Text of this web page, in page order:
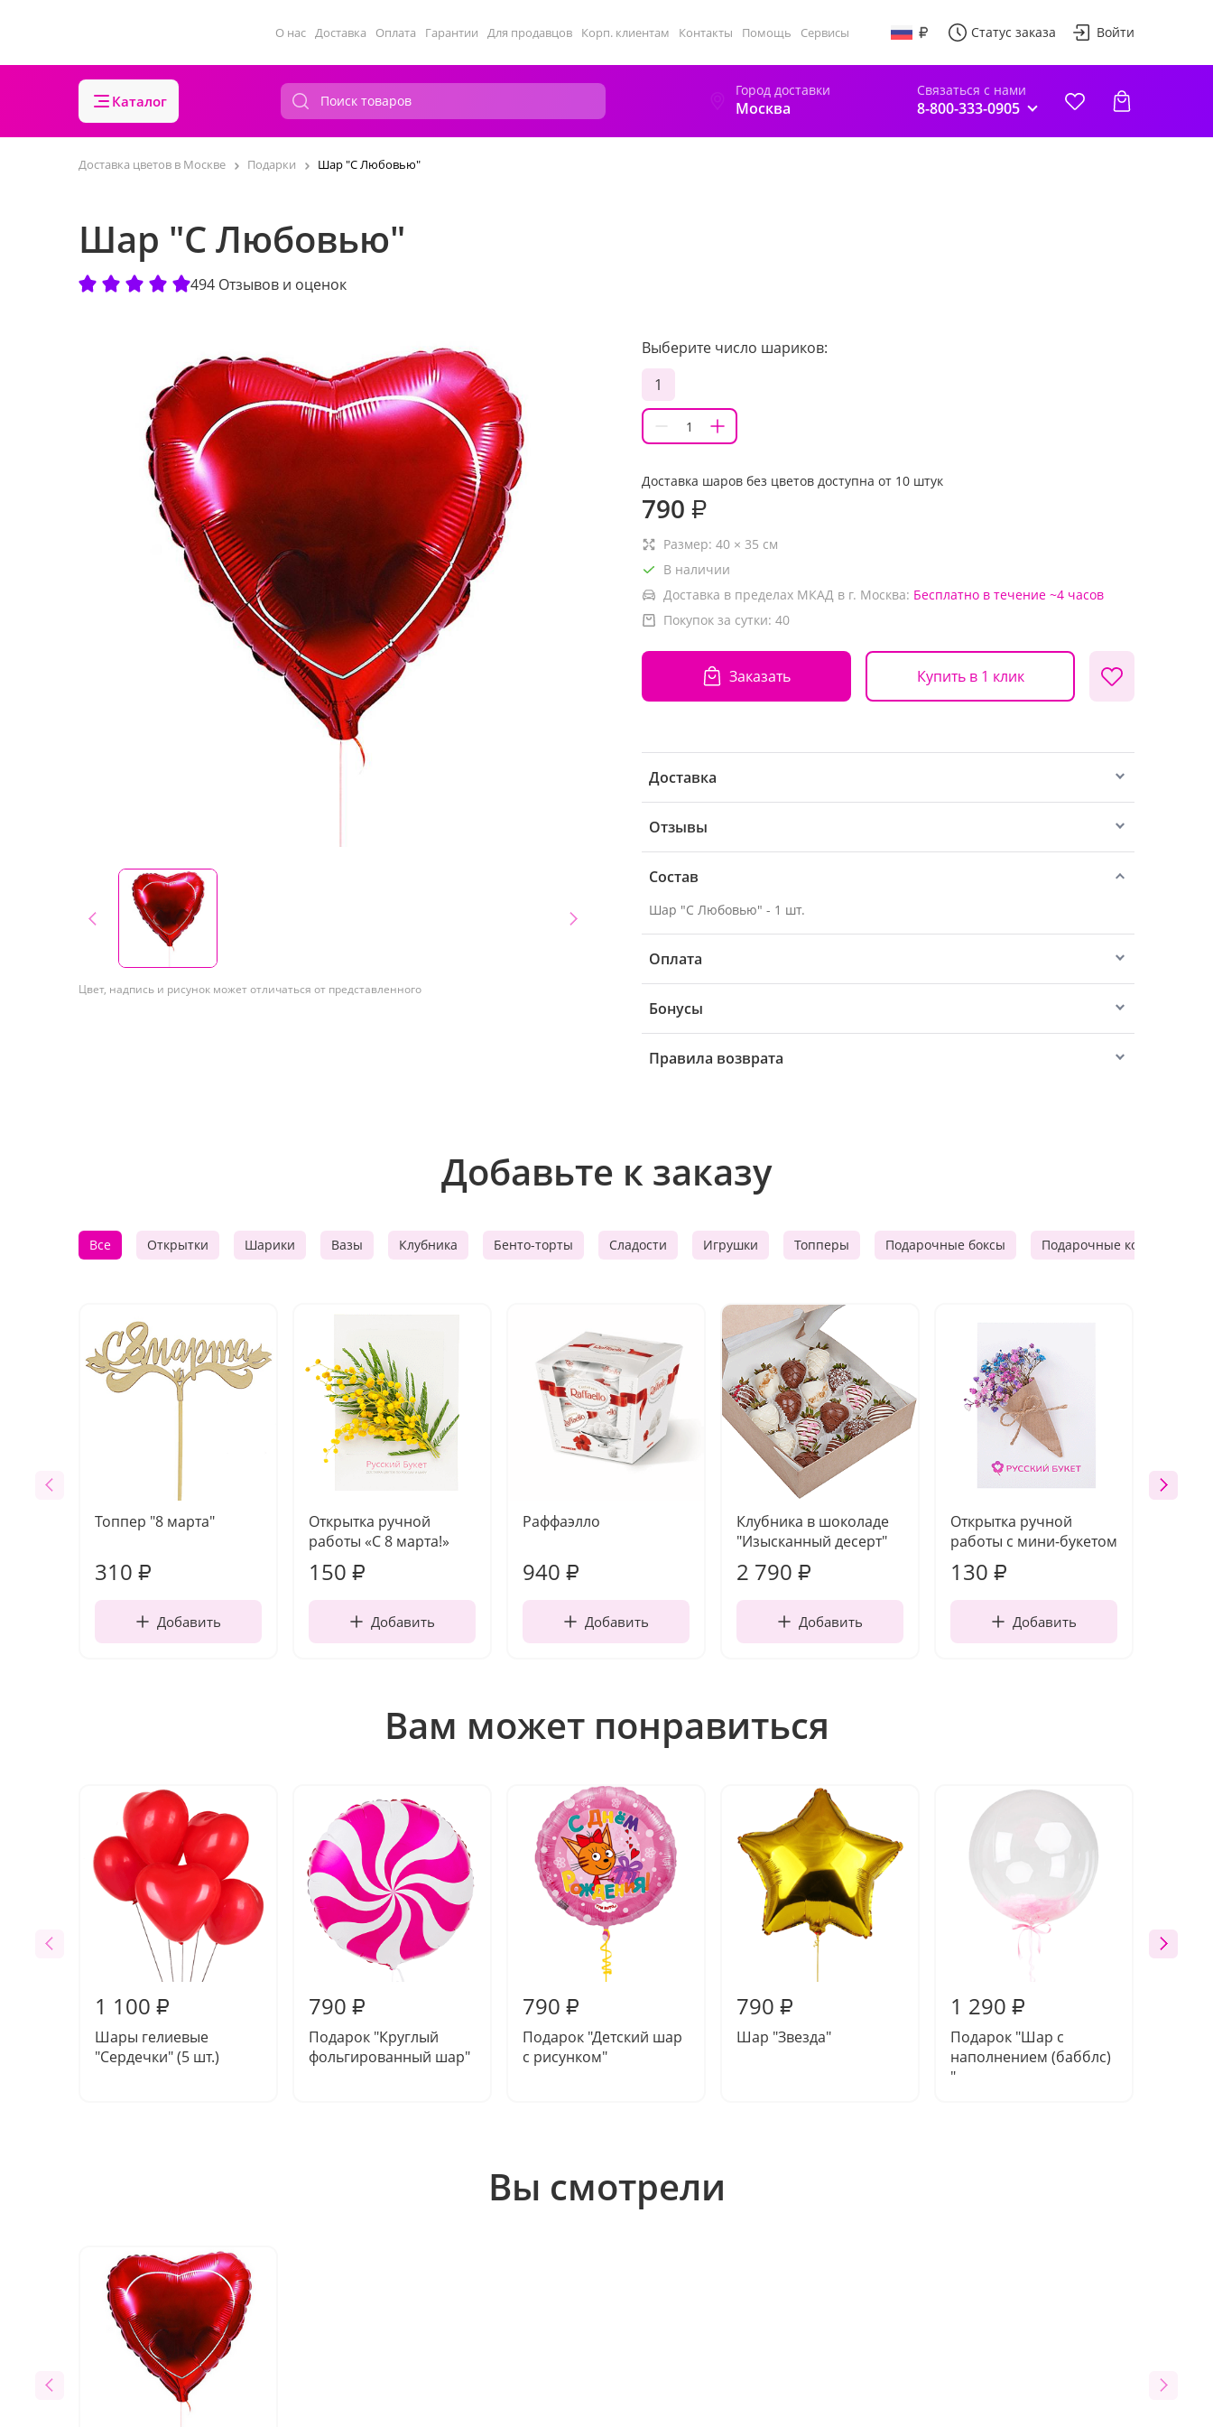
О нас Доставка Оплата Гарантии Для продавцов Корп. клиентам Контакты Помощь Сервисы Статус заказа Войти
Каталог
Город доставки
Москва
Связаться с нами
8-800-333-0905
Доставка цветов в Москве Подарки Шар "С Любовью"
Шар "С Любовью"
494 Отзывов и оценок
Цвет, надпись и рисунок может отличаться от представленного
Выберите число шариков:
1
Доставка шаров без цветов доступна от 10 штук
790 ₽
Размер: 40 × 35 см
В наличии
Доставка в пределах МКАД в г. Москва: Бесплатно в течение ~4 часов
Покупок за сутки: 40
Заказать Купить в 1 клик
Доставка
Отзывы
Состав
Шар "С Любовью" - 1 шт.
Оплата
Бонусы
Правила возврата
Добавьте к заказу
Все Открытки Шарики Вазы Клубника Бенто-торты Сладости Игрушки Топперы Подарочные боксы Подарочные корзины
Топпер "8 марта"
310 ₽
Добавить
Открытка ручной
работы «С 8 марта!»
150 ₽
Добавить
Раффаэлло
940 ₽
Добавить
Клубника в шоколаде
"Изысканный десерт"
2 790 ₽
Добавить
Открытка ручной
работы с мини-букетом
130 ₽
Добавить
Вам может понравиться
1 100 ₽
Шары гелиевые
"Сердечки" (5 шт.)
790 ₽
Подарок "Круглый
фольгированный шар"
790 ₽
Подарок "Детский шар
с рисунком"
790 ₽
Шар "Звезда"
1 290 ₽
Подарок "Шар с
наполнением (бабблс)
"
Вы смотрели